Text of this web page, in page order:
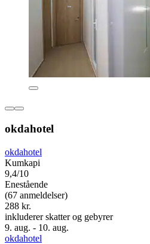
okdahotel
okdahotel
Kumkapi
9,4/10
Enestående
(67 anmeldelser)
288 kr.
inkluderer skatter og gebyrer
9. aug. - 10. aug.
okdahotel